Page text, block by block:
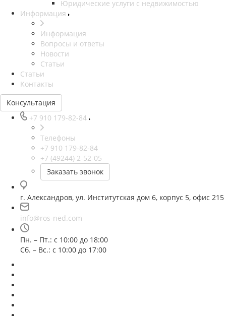
Юридические услуги с недвижимостью
Информация
Информация
Вопросы и ответы
Новости
Статьи
Статьи
Контакты
Консультация
+7 910 179-82-84
Телефоны
+7 910 179-82-84
+7 (49244) 2-52-05
Заказать звонок
г. Александров, ул. Институтская дом 6, корпус 5, офис 215
info@ros-ned.com
Пн. – Пт.: с 10:00 до 18:00
Сб. – Вс.: с 10:00 до 17:00